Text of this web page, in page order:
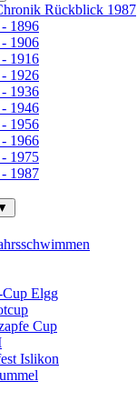
Rückblick 1987
1896
1906
1916
1926
1936
1946
1956
1966
1975
1987
Elgg
Cup
Islikon